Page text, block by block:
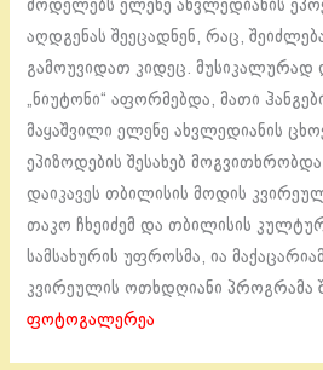
მოდელებს ელენე ახვლედიანის
აღდგენას შეეცადნენ, რაც,
გამოუვიდათ კიდეც. მუსიკალურად
„ნიუტონი“ აფორმებდა, მათი
მაყაშვილი ელენე ახვლედიანის
ეპიზოდების შესახებ
დაიკავეს თბილისის მოდის
თაკო ჩხეიძემ და თბილისის
სამსახურის უფროსმა, ია
კვირეულის ოთხდღიანი პროგრამა
ფოტოგალერეა